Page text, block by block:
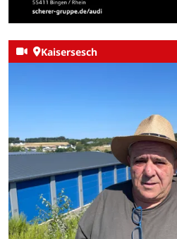
Kaisersesch